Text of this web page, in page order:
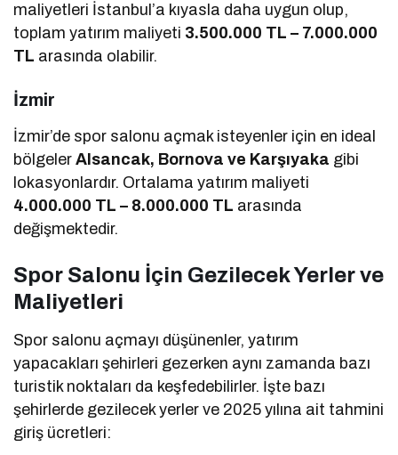
maliyetleri İstanbul’a kıyasla daha uygun olup,
toplam yatırım maliyeti 3.500.000 TL – 7.000.000
TL arasında olabilir.
İzmir
İzmir’de spor salonu açmak isteyenler için en ideal
bölgelerAlsancak, Bornova ve Karşıyaka gibi
lokasyonlardır. Ortalama yatırım maliyeti
4.000.000 TL – 8.000.000 TL arasında
değişmektedir.
Spor Salonu İçin Gezilecek Yerler ve
Maliyetleri
Spor salonu açmayı düşünenler, yatırım
yapacakları şehirleri gezerken aynı zamanda bazı
turistik noktaları da keşfedebilirler. İşte bazı
şehirlerde gezilecek yerler ve 2025 yılına ait tahmini
giriş ücretleri: